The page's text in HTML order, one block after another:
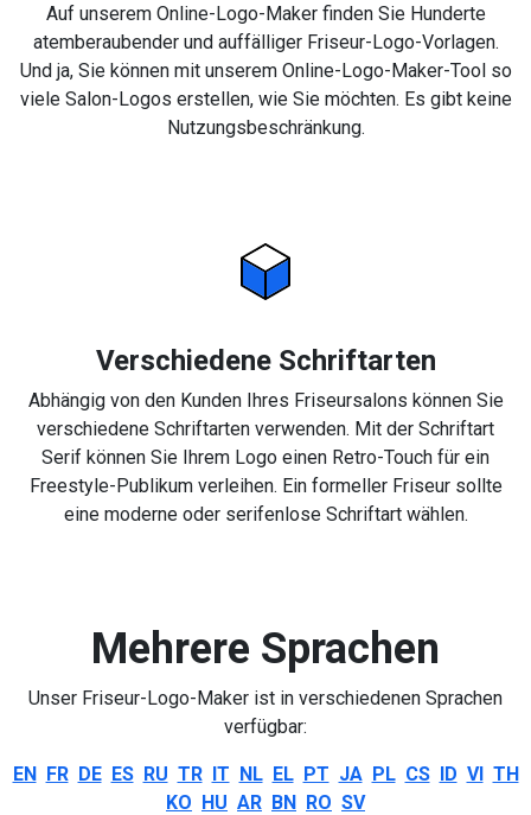
Auf unserem Online-Logo-Maker finden Sie Hunderte
atemberaubender und auffälliger Friseur-Logo-Vorlagen.
Und ja, Sie können mit unserem Online-Logo-Maker-Tool so
viele Salon-Logos erstellen, wie Sie möchten. Es gibt keine
Nutzungsbeschränkung.
Verschiedene Schriftarten
Abhängig von den Kunden Ihres Friseursalons können Sie
verschiedene Schriftarten verwenden. Mit der Schriftart
Serif können Sie Ihrem Logo einen Retro-Touch für ein
Freestyle-Publikum verleihen. Ein formeller Friseur sollte
eine moderne oder serifenlose Schriftart wählen.
Mehrere Sprachen
Unser Friseur-Logo-Maker ist in verschiedenen Sprachen
verfügbar:
EN FR DE ES RU TR IT NL EL PT JA PL CS ID VI TH
KO HU AR BN RO SV